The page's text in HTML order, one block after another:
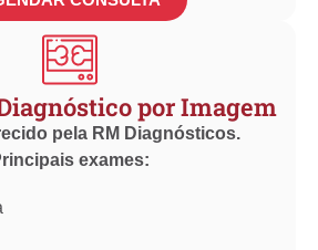
por Imagem
pela RM Diagnósticos.
exames: